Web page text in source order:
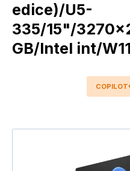
edice)/U5-
335/15"/
GB/Intel int/